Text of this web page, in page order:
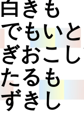
きも
いと
こし
るも
きし